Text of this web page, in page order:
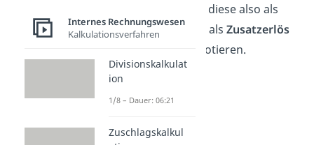
können. Du musst diese also als
Erlösund zugleich als Zusatzerlös
notieren.
Internes Rechnungswesen
Kalkulationsverfahren
Divisionskalkulat
ion
1/8 – Dauer: 06:21
Zuschlagskalkul